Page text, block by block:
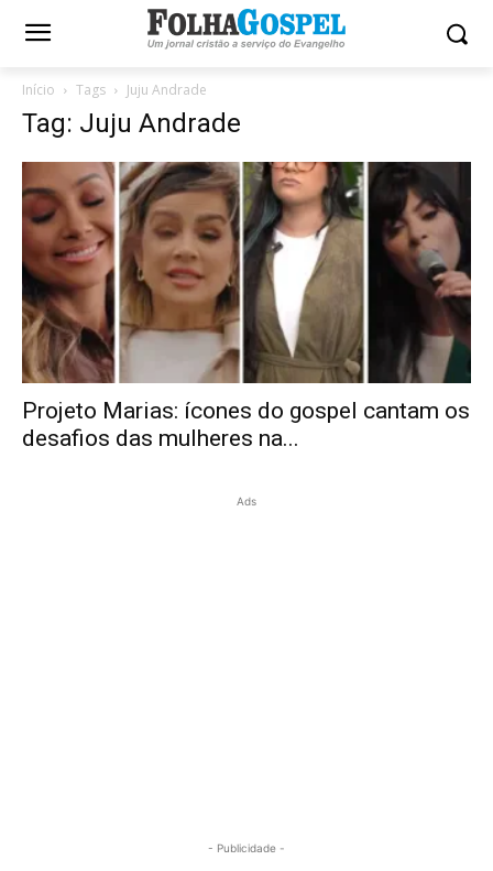
Início Tags Juju Andrade
Tag: Juju Andrade
Projeto Marias: ícones do gospel cantam os
desafios das mulheres na...
Ads
- Publicidade -